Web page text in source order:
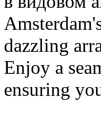
dazzling
Enjoy a
ensuring